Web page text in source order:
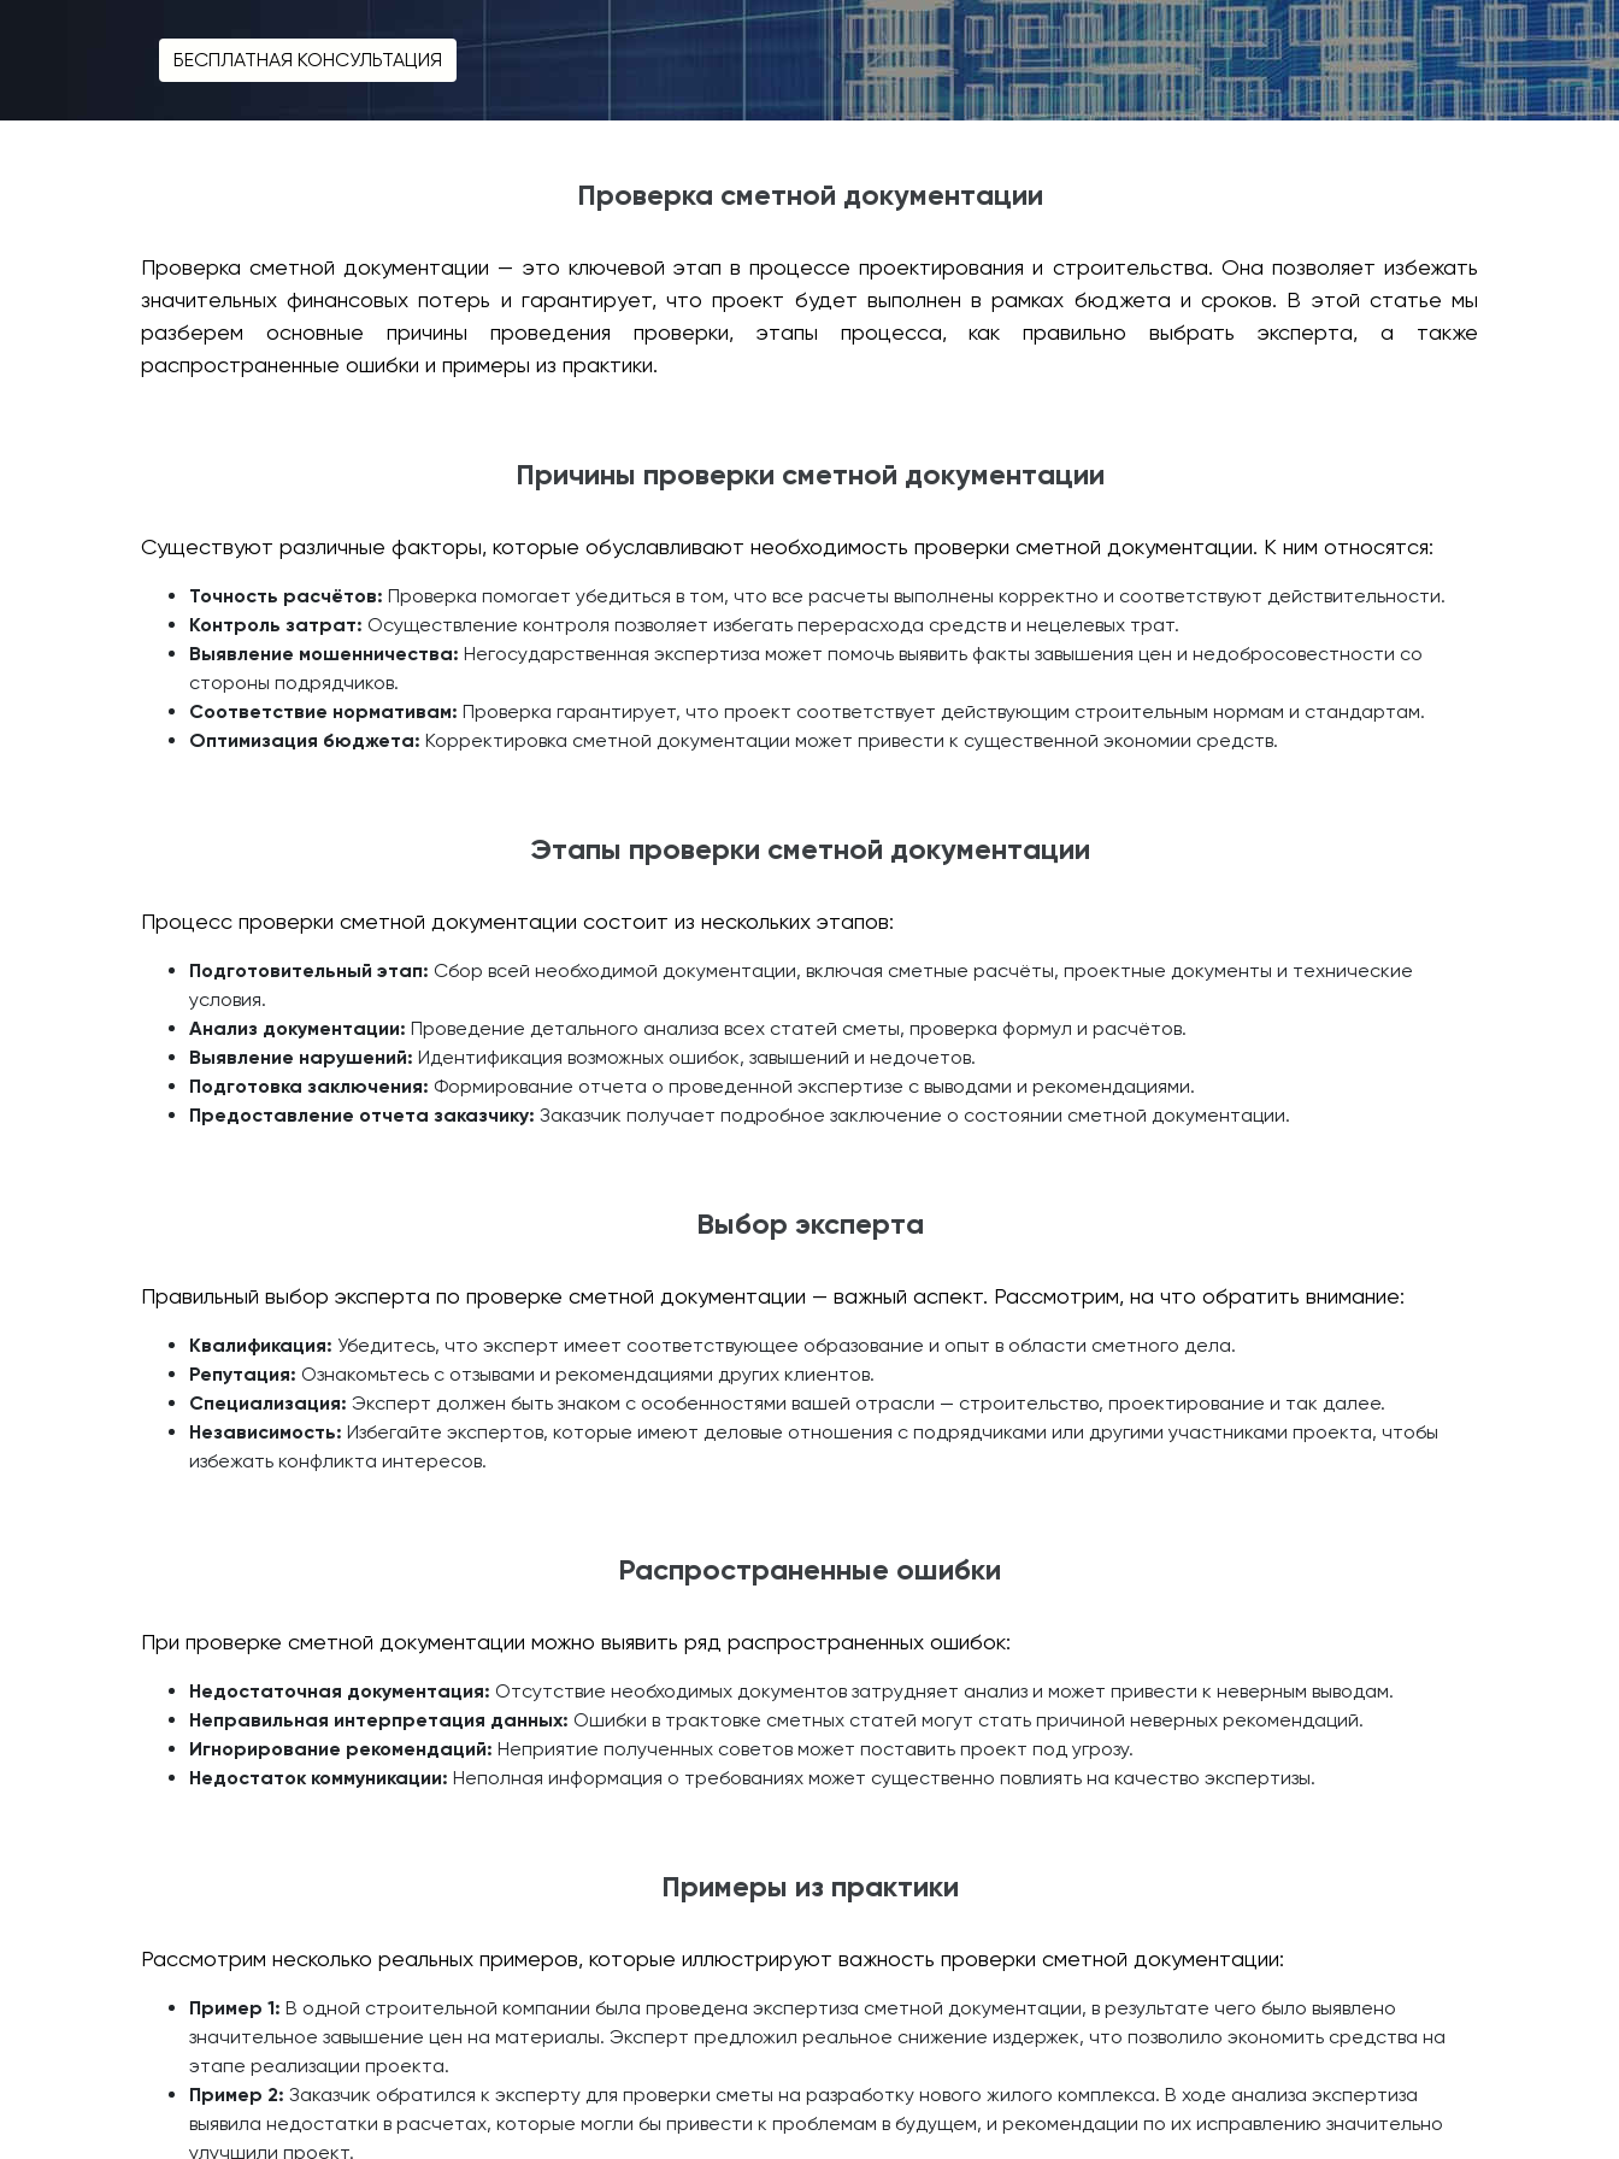
БЕСПЛАТНАЯ КОНСУЛЬТАЦИЯ
Проверка сметной документации
Проверка сметной документации — это ключевой этап в процессе проектирования и строительства. Она позволяет избежать
значительных финансовых потерь и гарантирует, что проект будет выполнен в рамках бюджета и сроков. В этой статье мы
разберем основные причины проведения проверки, этапы процесса, как правильно выбрать эксперта, а также
распространенные ошибки и примеры из практики.
Причины проверки сметной документации
Существуют различные факторы, которые обуславливают необходимость проверки сметной документации. К ним относятся:
Точность расчётов: Проверка помогает убедиться в том, что все расчеты выполнены корректно и соответствуют действительности.
Контроль затрат: Осуществление контроля позволяет избегать перерасхода средств и нецелевых трат.
Выявление мошенничества: Негосударственная экспертиза может помочь выявить факты завышения цен и недобросовестности со
стороны подрядчиков.
Соответствие нормативам: Проверка гарантирует, что проект соответствует действующим строительным нормам и стандартам.
Оптимизация бюджета: Корректировка сметной документации может привести к существенной экономии средств.
Этапы проверки сметной документации
Процесс проверки сметной документации состоит из нескольких этапов:
Подготовительный этап: Сбор всей необходимой документации, включая сметные расчёты, проектные документы и технические
условия.
Анализ документации: Проведение детального анализа всех статей сметы, проверка формул и расчётов.
Выявление нарушений: Идентификация возможных ошибок, завышений и недочетов.
Подготовка заключения: Формирование отчета о проведенной экспертизе с выводами и рекомендациями.
Предоставление отчета заказчику: Заказчик получает подробное заключение о состоянии сметной документации.
Выбор эксперта
Правильный выбор эксперта по проверке сметной документации — важный аспект. Рассмотрим, на что обратить внимание:
Квалификация: Убедитесь, что эксперт имеет соответствующее образование и опыт в области сметного дела.
Репутация: Ознакомьтесь с отзывами и рекомендациями других клиентов.
Специализация: Эксперт должен быть знаком с особенностями вашей отрасли — строительство, проектирование и так далее.
Независимость: Избегайте экспертов, которые имеют деловые отношения с подрядчиками или другими участниками проекта, чтобы
избежать конфликта интересов.
Распространенные ошибки
При проверке сметной документации можно выявить ряд распространенных ошибок:
Недостаточная документация: Отсутствие необходимых документов затрудняет анализ и может привести к неверным выводам.
Неправильная интерпретация данных: Ошибки в трактовке сметных статей могут стать причиной неверных рекомендаций.
Игнорирование рекомендаций: Неприятие полученных советов может поставить проект под угрозу.
Недостаток коммуникации: Неполная информация о требованиях может существенно повлиять на качество экспертизы.
Примеры из практики
Рассмотрим несколько реальных примеров, которые иллюстрируют важность проверки сметной документации:
Пример 1: В одной строительной компании была проведена экспертиза сметной документации, в результате чего было выявлено
значительное завышение цен на материалы. Эксперт предложил реальное снижение издержек, что позволило экономить средства на
этапе реализации проекта.
Пример 2: Заказчик обратился к эксперту для проверки сметы на разработку нового жилого комплекса. В ходе анализа экспертиза
выявила недостатки в расчетах, которые могли бы привести к проблемам в будущем, и рекомендации по их исправлению значительно
улучшили проект.